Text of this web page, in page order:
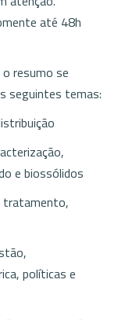
até 48h
resumo se
seguintes temas:
e biossólidos
tratamento,
políticas e